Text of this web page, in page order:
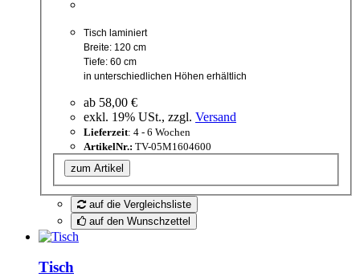
Tisch laminiert
Breite: 120 cm
Tiefe: 60 cm
in unterschiedlichen Höhen erhältlich
ab 58,00 €
exkl. 19% USt., zzgl. Versand
Lieferzeit: 4 - 6 Wochen
ArtikelNr.: TV-05M1604600
zum Artikel
auf die Vergleichsliste
auf den Wunschzettel
Tisch